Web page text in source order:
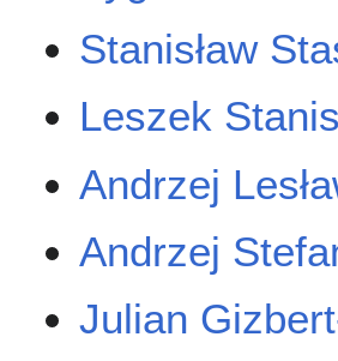
Stanisław
Leszek
Andrzej
Andrzej
Julian